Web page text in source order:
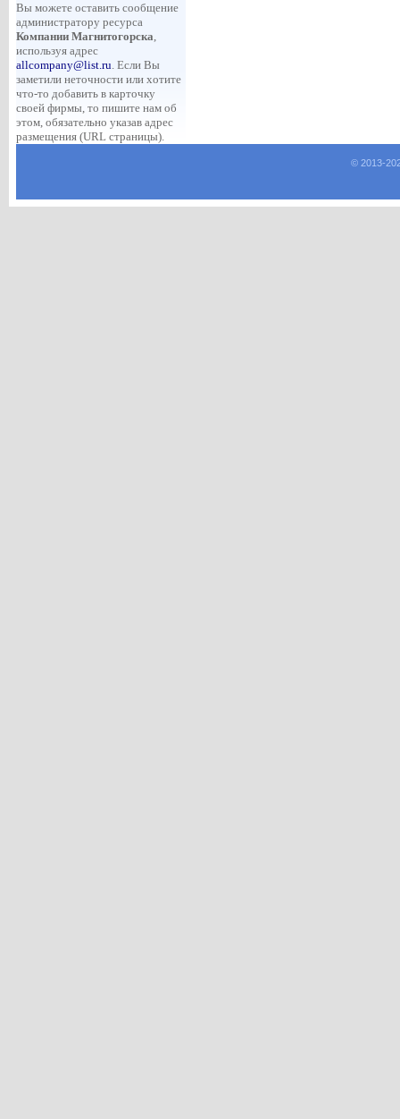
Вы можете оставить сообщение
администратору ресурса
Компании Магнитогорска,
используя адрес
allcompany@list.ru. Если Вы
заметили неточности или хотите
что-то добавить в карточку
своей фирмы, то пишите нам об
этом, обязательно указав адрес
размещения (URL страницы).
© 2013-